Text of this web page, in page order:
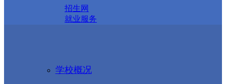
招生网
就业服务
学校概况